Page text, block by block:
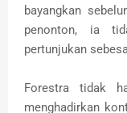
bayangkan
penonton, ia
pertunjukan
Forestra tidak
menghadirkan